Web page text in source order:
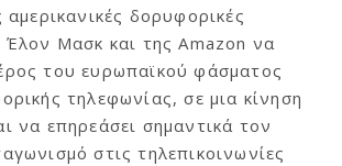
αμερικανικές δορυφορικές
Έλον Μασκ και της Amazon να
του ευρωπαϊκού φάσματος
τηλεφωνίας, σε μια κίνηση
να επηρεάσει σημαντικά τον
στις τηλεπικοινωνίες